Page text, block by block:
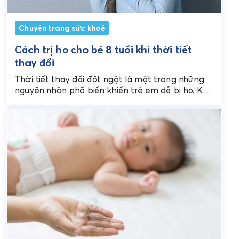
Chuyên trang sức khoẻ
Cách trị ho cho bé 8 tuổi khi thời tiết
thay đổi
Thời tiết thay đổi đột ngột là một trong những
nguyên nhân phổ biến khiến trẻ em dễ bị ho. Khi